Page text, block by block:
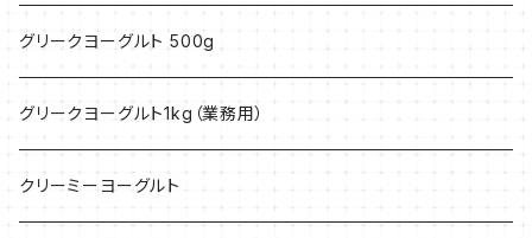
グリークヨーグルト 500g
グリークヨーグルト1kg（業務用）
クリーミーヨーグルト